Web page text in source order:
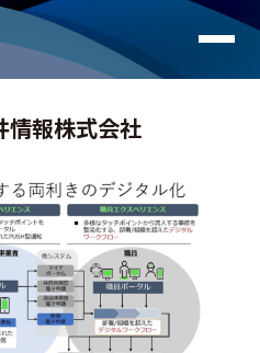
情報株式会社